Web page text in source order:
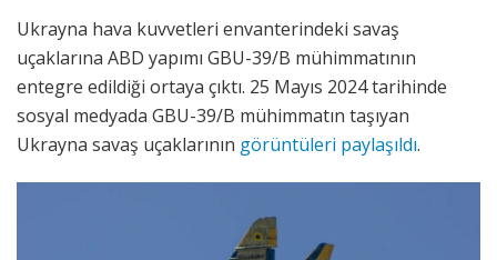
Ukrayna hava kuvvetleri envanterindeki savaş
uçaklarına ABD yapımı GBU-39/B mühimmatının
entegre edildiği ortaya çıktı. 25 Mayıs 2024 tarihinde
sosyal medyada GBU-39/B mühimmatın taşıyan
Ukrayna savaş uçaklarının görüntüleri paylaşıldı.